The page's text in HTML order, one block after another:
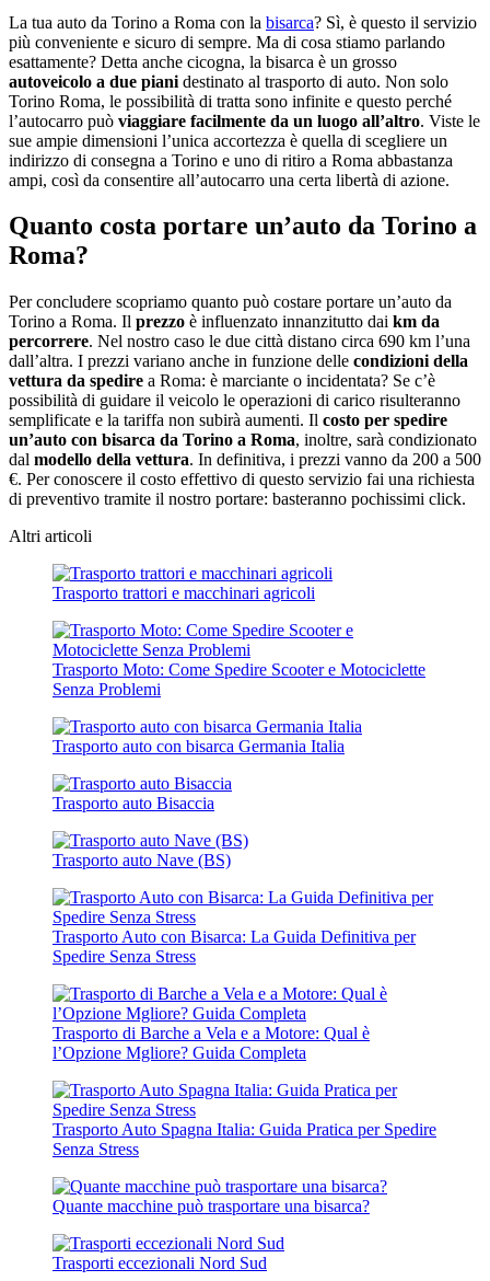
La tua auto da Torino a Roma con la bisarca? Sì, è questo il servizio
più conveniente e sicuro di sempre. Ma di cosa stiamo parlando
esattamente? Detta anche cicogna, la bisarca è un grosso
autoveicolo a due piani destinato al trasporto di auto. Non solo
Torino Roma, le possibilità di tratta sono infinite e questo perché
l’autocarro può viaggiare facilmente da un luogo all’altro. Viste le
sue ampie dimensioni l’unica accortezza è quella di scegliere un
indirizzo di consegna a Torino e uno di ritiro a Roma abbastanza
ampi, così da consentire all’autocarro una certa libertà di azione.
Quanto costa portare un’auto da Torino a
Roma?
Per concludere scopriamo quanto può costare portare un’auto da
Torino a Roma. Il prezzo è influenzato innanzitutto dai km da
percorrere. Nel nostro caso le due città distano circa 690 km l’una
dall’altra. I prezzi variano anche in funzione delle condizioni della
vettura da spedire a Roma: è marciante o incidentata? Se c’è
possibilità di guidare il veicolo le operazioni di carico risulteranno
semplificate e la tariffa non subirà aumenti. Il costo per spedire
un’auto con bisarca da Torino a Roma, inoltre, sarà condizionato
dal modello della vettura. In definitiva, i prezzi vanno da 200 a 500
€. Per conoscere il costo effettivo di questo servizio fai una richiesta
di preventivo tramite il nostro portare: basteranno pochissimi click.
Altri articoli
Trasporto trattori e macchinari agricoli
Trasporto Moto: Come Spedire Scooter e Motociclette
Senza Problemi
Trasporto auto con bisarca Germania Italia
Trasporto auto Bisaccia
Trasporto auto Nave (BS)
Trasporto Auto con Bisarca: La Guida Definitiva per
Spedire Senza Stress
Trasporto di Barche a Vela e a Motore: Qual è
l’Opzione Mgliore? Guida Completa
Trasporto Auto Spagna Italia: Guida Pratica per Spedire
Senza Stress
Quante macchine può trasportare una bisarca?
Trasporti eccezionali Nord Sud